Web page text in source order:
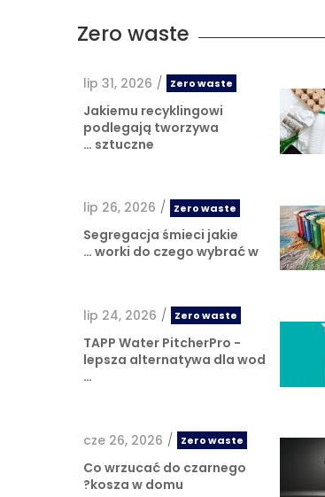
Zero waste
Zero waste
/
lip 31, 2026
Jakiemu recyklingowi
podlegają tworzywa
sztuczne …
Zero waste
/
lip 26, 2026
Segregacja śmieci jakie
worki do czego wybrać w …
Zero waste
/
lip 24, 2026
TAPP Water PitcherPro -
lepsza alternatywa dla wod
…
Zero waste
/
cze 26, 2026
Co wrzucać do czarnego
kosza w domu?